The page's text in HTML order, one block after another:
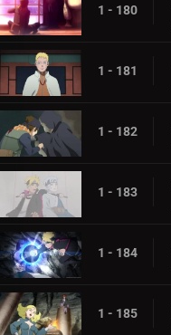
1 - 180
1 - 181
1 - 182
1 - 183
1 - 184
1 - 185